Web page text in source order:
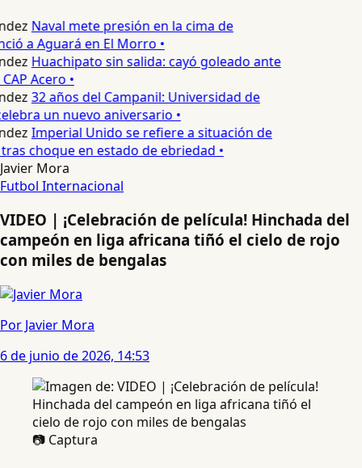
Naval mete presión en la cima de
a Aguará en El Morro •
Huachipato sin salida: cayó goleado ante
Acero •
32 años del Campanil: Universidad de
un nuevo aniversario •
Imperial Unido se refiere a situación de
choque en estado de ebriedad •
Javier Mora
Futbol Internacional
VIDEO | ¡Celebración de película! Hinchada del
campeón en liga africana tiñó el cielo de rojo
con miles de bengalas
Por Javier Mora
6 de junio de 2026, 14:53
📷 Captura